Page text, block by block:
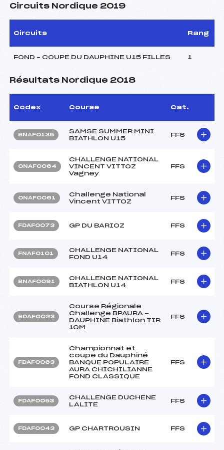
Circuits Nordique 2019
Circuits Rang
FOND – COUPE DU DAUPHINE U15 FILLES 1
Résultats Nordique 2018
Codex Course Cat.
BNAF0135
SAMSE SUMMER MINI
BIATHLON U15
FFS
ONAF0064
CHALLENGE NATIONAL
VINCENT VITTOZ
Vagney
FFS
ONAF0061
Challenge National
Vincent VITTOZ
FFS
FDAF0073 GP DU BARIOZ FFS
FNAF0101
CHALLENGE NATIONAL
FOND U14
FFS
BNAF0091
CHALLENGE NATIONAL
BIATHLON U14
FFS
BDAF0023
Course Régionale
Challenge BPAURA -
DAUPHINE Biathlon TIR
10M
FFS
FDAF0063
Championnat et
coupe du Dauphiné
BANQUE POPULAIRE
AURA CHICHILIANNE
FOND CLASSIQUE
FFS
FDAF0053
CHALLENGE DUCHENE
LALITE
FFS
FDAF0043 GP CHARTROUSIN FFS